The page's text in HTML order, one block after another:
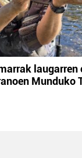
laugarren
Munduko